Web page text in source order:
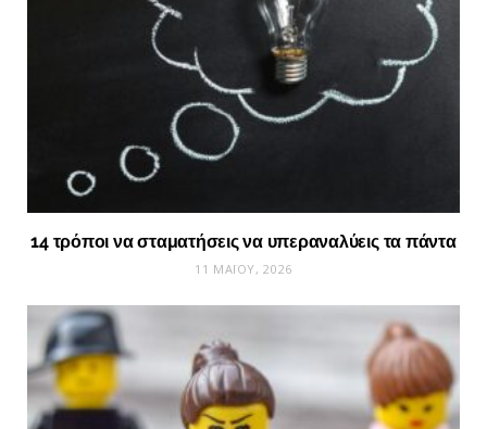
14 τρόποι να σταματήσεις να υπεραναλύεις τα πάντα
11 ΜΑΪ́ΟΥ, 2026